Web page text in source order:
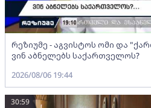
რეზიუმე - აგვისტოს ომი და
ვინ აბნელებს საქართველოს?
2026/08/06 19:44
30:59